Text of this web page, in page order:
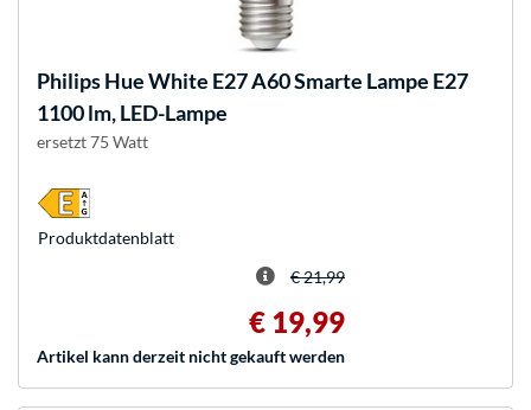
Philips HueWhite E27 A60 Smarte Lampe E27
1100 lm, LED-Lampe
ersetzt 75 Watt
€ 21,99
€ 19,99
Artikel kann derzeit nicht gekauft werden
Produkt­datenblatt